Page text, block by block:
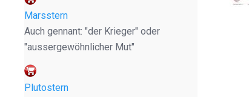
Marsstern
Auch gennant: "der Krieger" oder
"aussergewöhnlicher Mut"
Plutostern